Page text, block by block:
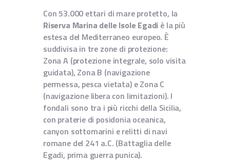
Con 53.000 ettari di mare protetto, la
Riserva Marina delle Isole Egadi è la più
estesa del Mediterraneo europeo. È
suddivisa in tre zone di protezione:
Zona A (protezione integrale, solo visita
guidata), Zona B (navigazione
permessa, pesca vietata) e Zona C
(navigazione libera con limitazioni). I
fondali sono tra i più ricchi della Sicilia,
con praterie di posidonia oceanica,
canyon sottomarini e relitti di navi
romane del 241 a.C. (Battaglia delle
Egadi, prima guerra punica).